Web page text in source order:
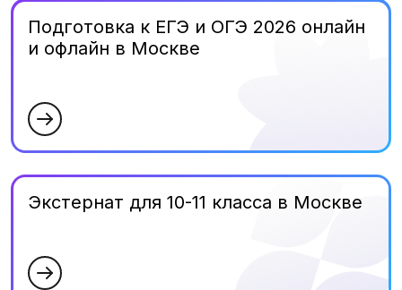
Подготовка к ЕГЭ и ОГЭ 2026 онлайн
и офлайн в Москве
Экстернат для 10-11 класса в Москве